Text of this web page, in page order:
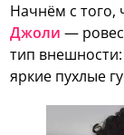
Начнём с
Джоли —
тип
яркие пухлые